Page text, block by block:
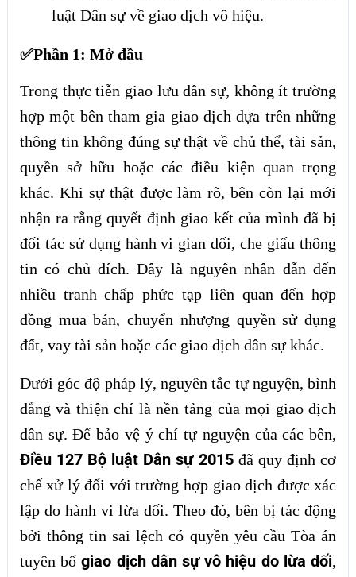
luật Dân sự về giao dịch vô hiệu.
✅Phần 1: Mở đầu
Trong thực tiễn giao lưu dân sự, không ít trường
hợp một bên tham gia giao dịch dựa trên những
thông tin không đúng sự thật về chủ thể, tài sản,
quyền sở hữu hoặc các điều kiện quan trọng
khác. Khi sự thật được làm rõ, bên còn lại mới
nhận ra rằng quyết định giao kết của mình đã bị
đối tác sử dụng hành vi gian dối, che giấu thông
tin có chủ đích. Đây là nguyên nhân dẫn đến
nhiều tranh chấp phức tạp liên quan đến hợp
đồng mua bán, chuyển nhượng quyền sử dụng
đất, vay tài sản hoặc các giao dịch dân sự khác.
Dưới góc độ pháp lý, nguyên tắc tự nguyện, bình
đẳng và thiện chí là nền tảng của mọi giao dịch
dân sự. Để bảo vệ ý chí tự nguyện của các bên,
Điều 127 Bộ luật Dân sự 2015đã quy định cơ
chế xử lý đối với trường hợp giao dịch được xác
lập do hành vi lừa dối. Theo đó, bên bị tác động
bởi thông tin sai lệch có quyền yêu cầu Tòa án
tuyên bốgiao dịch dân sự vô hiệu do lừa dối,